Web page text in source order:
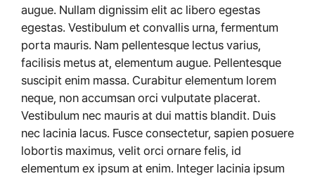
augue. Nullam dignissim elit ac libero egestas
egestas. Vestibulum et convallis urna, fermentum
porta mauris. Nam pellentesque lectus varius,
facilisis metus at, elementum augue. Pellentesque
suscipit enim massa. Curabitur elementum lorem
neque, non accumsan orci vulputate placerat.
Vestibulum nec mauris at dui mattis blandit. Duis
nec lacinia lacus. Fusce consectetur, sapien posuere
lobortis maximus, velit orci ornare felis, id
elementum ex ipsum at enim. Integer lacinia ipsum